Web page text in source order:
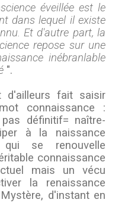
éveillée est le
dans lequel il existe
Et d'autre part, la
repose sur une
inébranlable
".
d'ailleurs fait saisir
connaissance :
définitif= naître-
à la naissance
se renouvelle
connaissance
mais un vécu
la renaissance
d'instant en